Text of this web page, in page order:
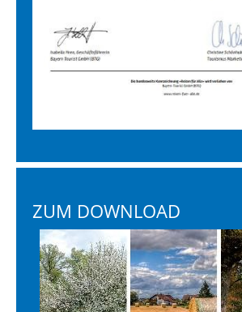
ZUM DOWNLOAD